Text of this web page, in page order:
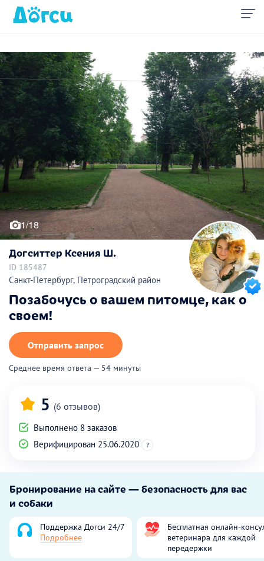
1/18
Догситтер Ксения Ш.
ID 185487
Санкт-Петербург, Петроградский район
Позабочусь о вашем питомце, как о
своем!
Отправить запрос
Среднее время ответа — 54 минуты
5 (6 отзывов)
Выполнено 8 заказов
Верифицирован 25.06.2020
?
Бронирование на сайте — безопасность для вас
и собаки
Поддержка Догси 24/7
Подробнее
Бесплатная онлайн-
ветеринара для каждой
передержки